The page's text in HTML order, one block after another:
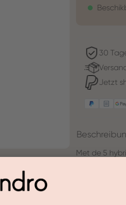
30
Jetzt
Met de 5
om onze
bijna
eenvoudig